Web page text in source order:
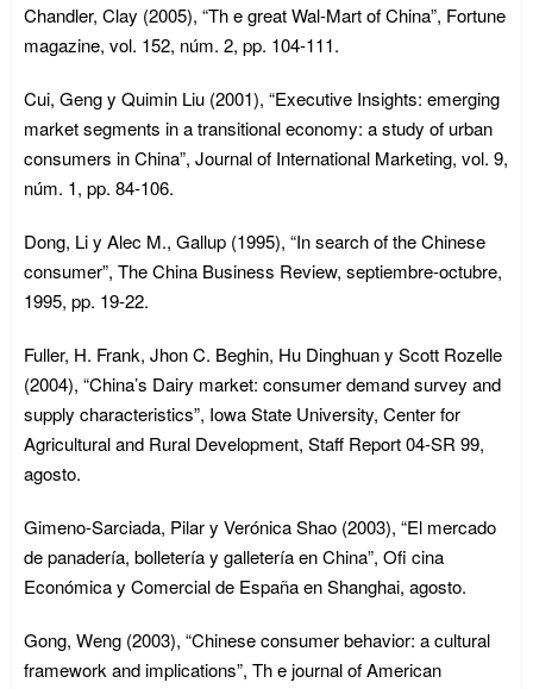
Chandler, Clay (2005), “Th e great Wal-Mart of China”, Fortune
magazine, vol. 152, núm. 2, pp. 104-111.
Cui, Geng y Quimin Liu (2001), “Executive Insights: emerging
market segments in a transitional economy: a study of urban
consumers in China”, Journal of International Marketing, vol. 9,
núm. 1, pp. 84-106.
Dong, Li y Alec M., Gallup (1995), “In search of the Chinese
consumer”, The China Business Review, septiembre-octubre,
1995, pp. 19-22.
Fuller, H. Frank, Jhon C. Beghin, Hu Dinghuan y Scott Rozelle
(2004), “China’s Dairy market: consumer demand survey and
supply characteristics”, Iowa State University, Center for
Agricultural and Rural Development, Staff Report 04-SR 99,
agosto.
Gimeno-Sarciada, Pilar y Verónica Shao (2003), “El mercado
de panadería, bolletería y galletería en China”, Ofi cina
Económica y Comercial de España en Shanghai, agosto.
Gong, Weng (2003), “Chinese consumer behavior: a cultural
framework and implications”, Th e journal of American